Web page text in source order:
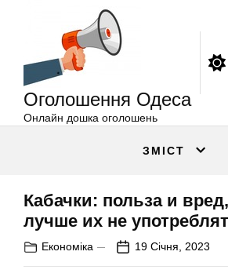
Оголошення Одеса
Онлайн дошка оголошень
ЗМІСТ
Кабачки: польза и
лучше их не
Економіка 19 Січня, 2023